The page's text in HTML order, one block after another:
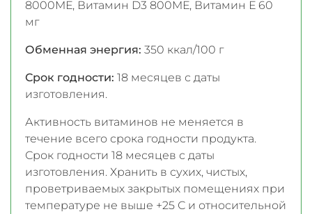
8000МЕ, Витамин D3 800МЕ, Витамин Е 60
мг
Обменная энергия: 350 ккал/100 г
Срок годности: 18 месяцев с даты
изготовления.
Активность витаминов не меняется в
течение всего срока годности продукта.
Срок годности 18 месяцев с даты
изготовления. Хранить в сухих, чистых,
проветриваемых закрытых помещениях при
температуре не выше +25 С и относительной